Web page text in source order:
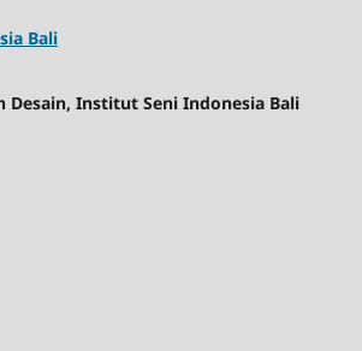
Bali
Desain, Institut Seni Indonesia Bali